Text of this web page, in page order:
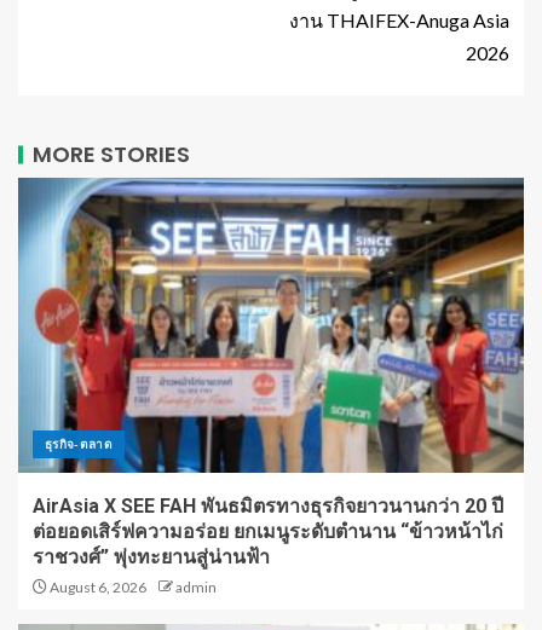
งาน THAIFEX-Anuga Asia
2026
MORE STORIES
ธุรกิจ-ตลาด
AirAsia X SEE FAH พันธมิตรทางธุรกิจยาวนานกว่า 20 ปี
ต่อยอดเสิร์ฟความอร่อย ยกเมนูระดับตำนาน “ข้าวหน้าไก่
ราชวงศ์” พุ่งทะยานสู่น่านฟ้า
August 6, 2026 admin